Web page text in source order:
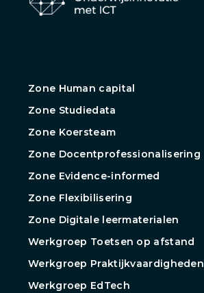
Zone Human capital
Zone Studiedata
Zone Koersteam
Zone Docentprofessionalisering
Zone Evidence-informed
Zone Flexibilisering
Zone Digitale leermaterialen
Werkgroep Toetsen op afstand
Werkgroep Praktijkvaardigheden
Werkgroep EdTech